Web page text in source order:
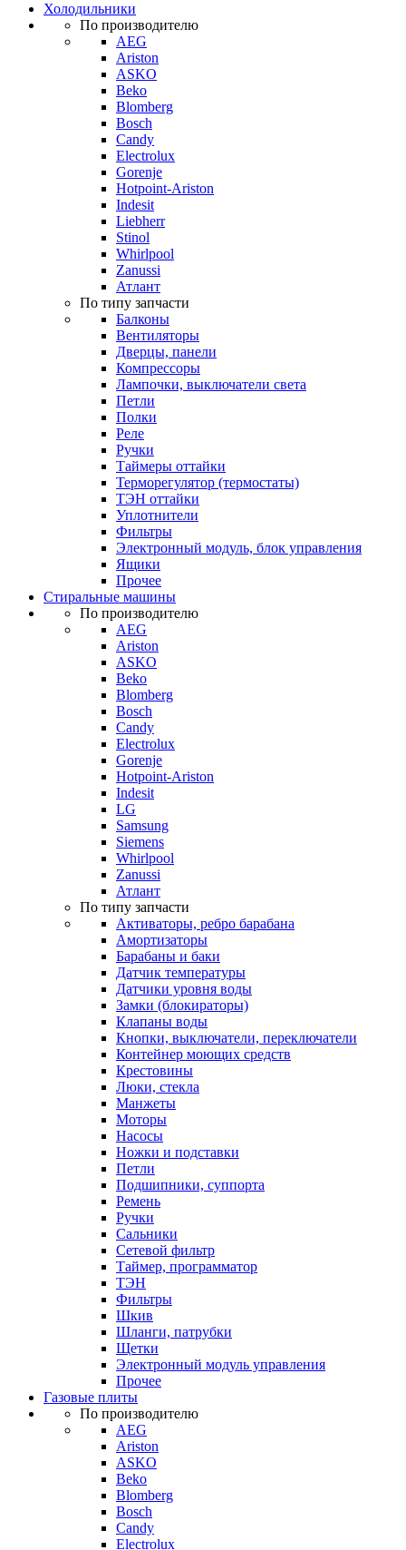
Холодильники
По производителю
AEG
Ariston
ASKO
Beko
Blomberg
Bosch
Candy
Electrolux
Gorenje
Hotpoint-Ariston
Indesit
Liebherr
Stinol
Whirlpool
Zanussi
Атлант
По типу запчасти
Балконы
Вентиляторы
Дверцы, панели
Компрессоры
Лампочки, выключатели света
Петли
Полки
Реле
Ручки
Таймеры оттайки
Терморегулятор (термостаты)
ТЭН оттайки
Уплотнители
Фильтры
Электронный модуль, блок управления
Ящики
Прочее
Стиральные машины
По производителю
AEG
Ariston
ASKO
Beko
Blomberg
Bosch
Candy
Electrolux
Gorenje
Hotpoint-Ariston
Indesit
LG
Samsung
Siemens
Whirlpool
Zanussi
Атлант
По типу запчасти
Активаторы, ребро барабана
Амортизаторы
Барабаны и баки
Датчик температуры
Датчики уровня воды
Замки (блокираторы)
Клапаны воды
Кнопки, выключатели, переключатели
Контейнер моющих средств
Крестовины
Люки, стекла
Манжеты
Моторы
Насосы
Ножки и подставки
Петли
Подшипники, суппорта
Ремень
Ручки
Сальники
Сетевой фильтр
Таймер, программатор
ТЭН
Фильтры
Шкив
Шланги, патрубки
Щетки
Электронный модуль управления
Прочее
Газовые плиты
По производителю
AEG
Ariston
ASKO
Beko
Blomberg
Bosch
Candy
Electrolux